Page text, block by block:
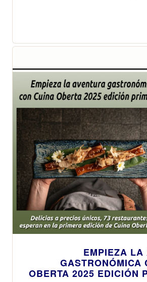
EMPIEZA LA
GASTRONÓMICA
OBERTA 2025 EDICIÓN